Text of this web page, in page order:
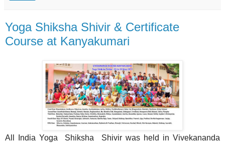
Yoga Shiksha Shivir & Certificate
Course at Kanyakumari
All India Yoga Shiksha Shivir was held in Vivekananda